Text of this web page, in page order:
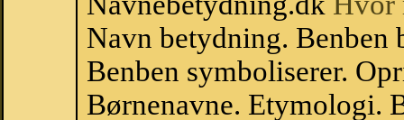
Navn betydning. Benben
Benben symboliserer.
Børnenavne. Etymologi.